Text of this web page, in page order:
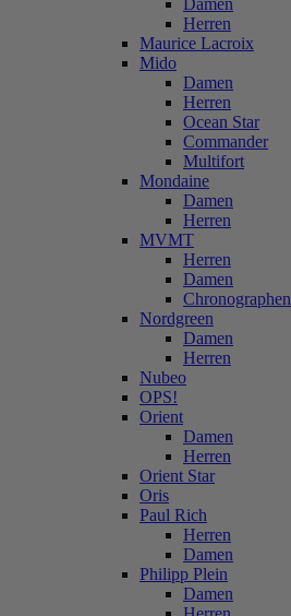
Damen
Herren
Maurice Lacroix
Mido
Damen
Herren
Ocean Star
Commander
Multifort
Mondaine
Damen
Herren
MVMT
Herren
Damen
Chronographen
Nordgreen
Damen
Herren
Nubeo
OPS!
Orient
Damen
Herren
Orient Star
Oris
Paul Rich
Herren
Damen
Philipp Plein
Damen